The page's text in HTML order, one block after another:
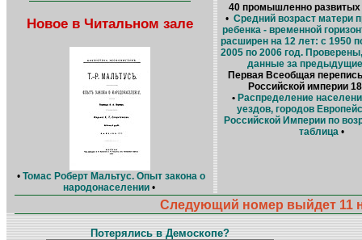
Новое в Читальном зале
• Томас Роберт Мальтус. Опыт закона о
народонаселении•
40 промышленно развитых
• Средний возраст матери
ребенка - временной
расширен на 12 лет: с 1950
2005 по 2006 год.
данные за
Первая Всеобщая
Российской империи
• Распределение
уездов, городов
Российской Империи по
таблица•
Следующий номер выйдет 11
Потерялись в Демоскопе?